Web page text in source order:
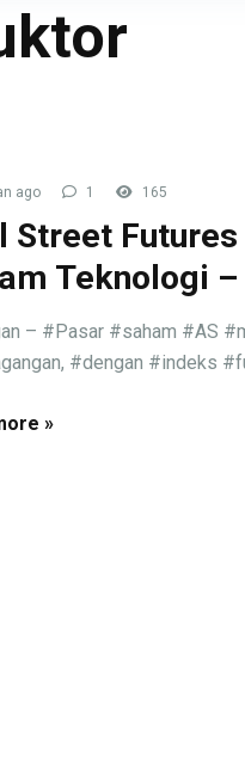
ago 1 165
Street
Teknologi
– #Pasar #saham #AS
#dengan #indeks
»